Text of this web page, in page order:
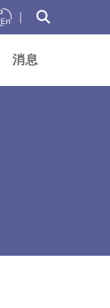
消息